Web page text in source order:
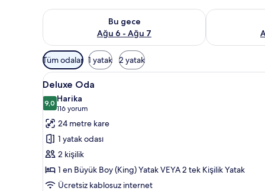
Bu gece
Ağu 6 - Ağu 7
Bu gece için müsaitliği kontrol et Ağu 6 - Ağu 7
Yarın için
Odalar
için
mevcut
filtreler
Tüm odalar 1 yatak 2 yatak
Deluxe
Oda
için
tüm
fotoğrafları
görün
Deluxe Oda | Kaliteli yatak
5
Deluxe Oda
9,09,0 / 10
Harika
116 yorum
(116
yorum)
24 metre kare
1 yatak odası
2 kişilik
1 en Büyük Boy (King) Yatak VEYA 2 tek Kişilik Yatak
Ücretsiz kablosuz internet